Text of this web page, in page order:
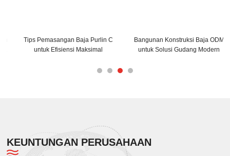
Tips Pemasangan Baja Purlin C
untuk Efisiensi Maksimal
Bangunan Konstruksi Baja ODM
untuk Solusi Gudang Modern
KEUNTUNGAN PERUSAHAAN